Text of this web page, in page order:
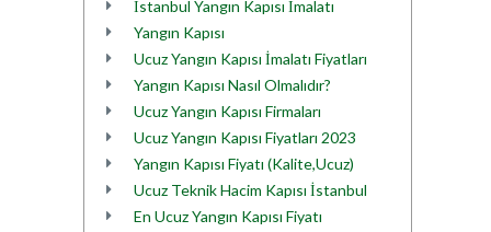
İstanbul Yangın Kapısı İmalatı
Yangın Kapısı
Ucuz Yangın Kapısı İmalatı Fiyatları
Yangın Kapısı Nasıl Olmalıdır?
Ucuz Yangın Kapısı Firmaları
Ucuz Yangın Kapısı Fiyatları 2023
Yangın Kapısı Fiyatı (Kalite,Ucuz)
Ucuz Teknik Hacim Kapısı İstanbul
En Ucuz Yangın Kapısı Fiyatı